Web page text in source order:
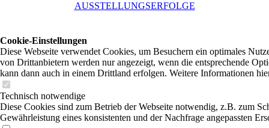
AUSSTELLUNGSERFOLGE
Cookie-Einstellungen
Diese Webseite verwendet Cookies, um Besuchern ein optimales
von Drittanbietern werden nur angezeigt, wenn die entsprechende
kann dann auch in einem Drittland erfolgen. Weitere Informationen
Technisch notwendige
Diese Cookies sind zum Betrieb der Webseite notwendig, z.B. zum
Gewährleistung eines konsistenten und der Nachfrage angepassten